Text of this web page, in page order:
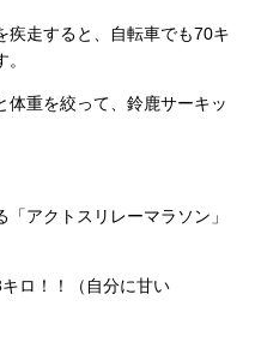
疾走すると、自転車でも70キ
体重を絞って、鈴鹿サーキッ
アクトスリレーマラソン」
ロ！！（自分に甘い